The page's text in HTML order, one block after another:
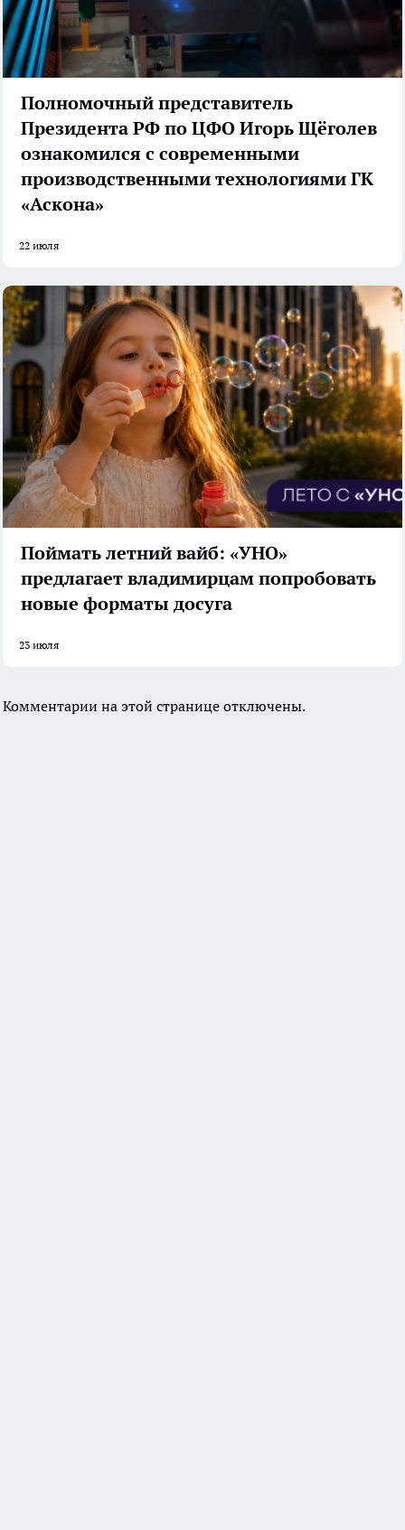
Полномочный представитель
Президента РФ по ЦФО Игорь Щёголев
ознакомился с современными
производственными технологиями ГК
«Аскона»
22 июля
Поймать летний вайб: «УНО»
предлагает владимирцам попробовать
новые форматы досуга
23 июля
Комментарии на этой странице отключены.